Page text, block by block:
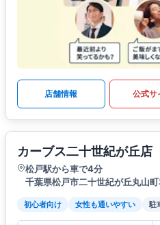
店舗情報 公式サ
カーブス二十世紀が丘店
松戸駅から車で4分
千葉県松戸市二十世紀が丘丸山
初心者向け 女性も通いやすい 駐